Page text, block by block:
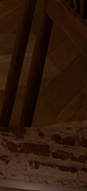
Франко-
― г.